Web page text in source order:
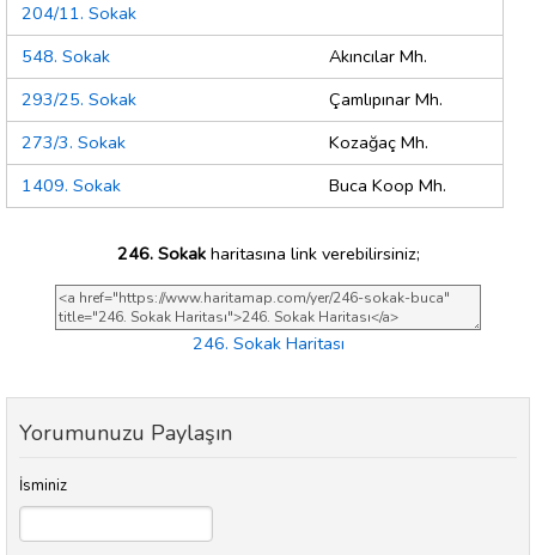
204/11. Sokak
548. Sokak
Akıncılar Mh.
293/25. Sokak
Çamlıpınar Mh.
273/3. Sokak
Kozağaç Mh.
1409. Sokak
Buca Koop Mh.
246. Sokakharitasına link verebilirsiniz;
246. Sokak Haritası
Yorumunuzu Paylaşın
İsminiz